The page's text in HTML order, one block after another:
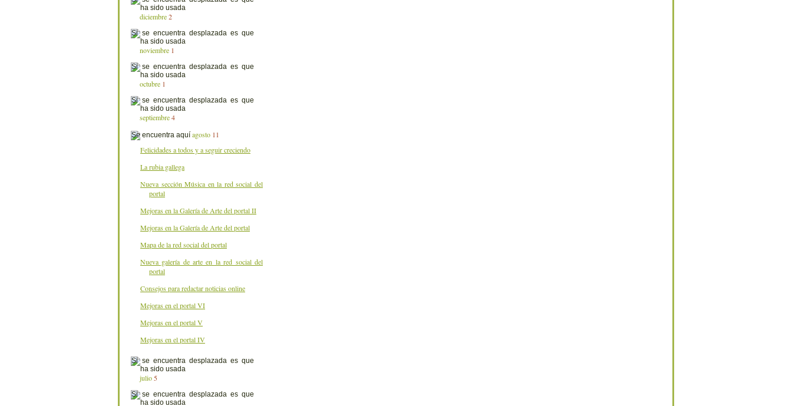
diciembre 2
noviembre 1
octubre 1
septiembre 4
agosto 11
Felicidades a todos y a seguir creciendo
La rubia gallega
Nueva sección Música en la red social del
portal
Mejoras en la Galería de Arte del portal II
Mejoras en la Galería de Arte del portal
Mapa de la red social del portal
Nueva galería de arte en la red social del
portal
Consejos para redactar noticias online
Mejoras en el portal VI
Mejoras en el portal V
Mejoras en el portal IV
julio 5